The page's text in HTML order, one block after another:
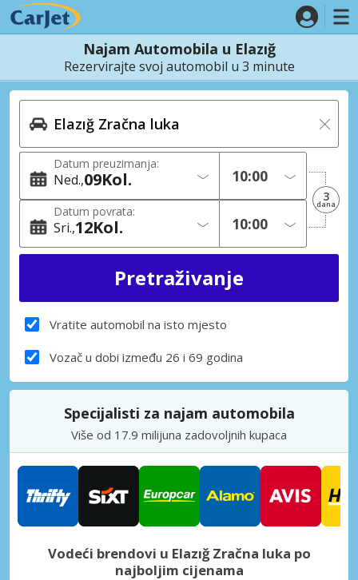
Najam Automobila u Elazığ
Rezervirajte svoj automobil u 3 minute
Datum preuzimanja:
Ned. 09Kol.
Datum povrata:
Sri. 12Kol.
3
dana
Vratite automobil na isto mjesto
Vozač u dobi između 26 i 69 godina
Specijalisti za najam automobila
Više od 17.9 milijuna zadovoljnih kupaca
Vodeći brendovi u Elazığ Zračna luka po
najboljim cijenama